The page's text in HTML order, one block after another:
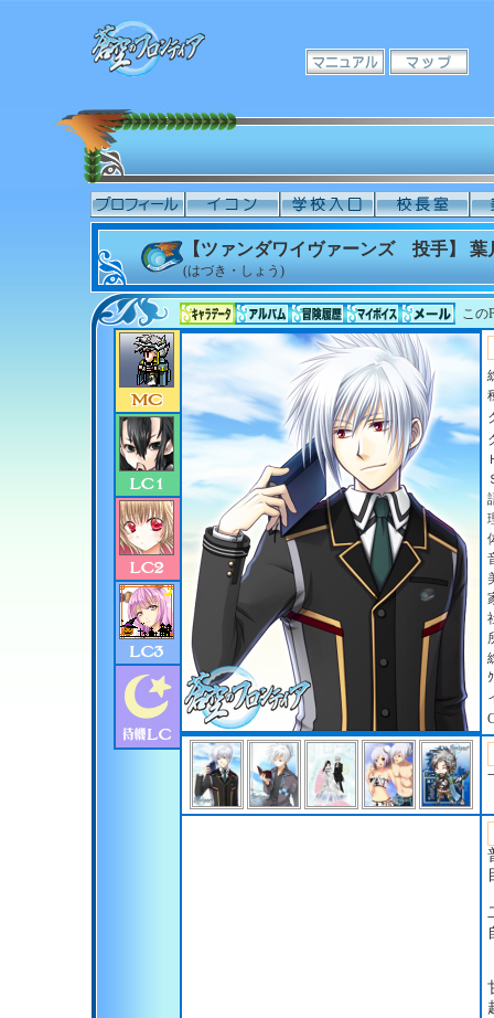
【ツァンダワイヴァーンズ 投手】
(はづき・しょう)
この